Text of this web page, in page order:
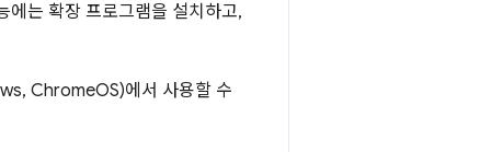
는 확장 프로그램을 설치하고,
ChromeOS)에서 사용할 수